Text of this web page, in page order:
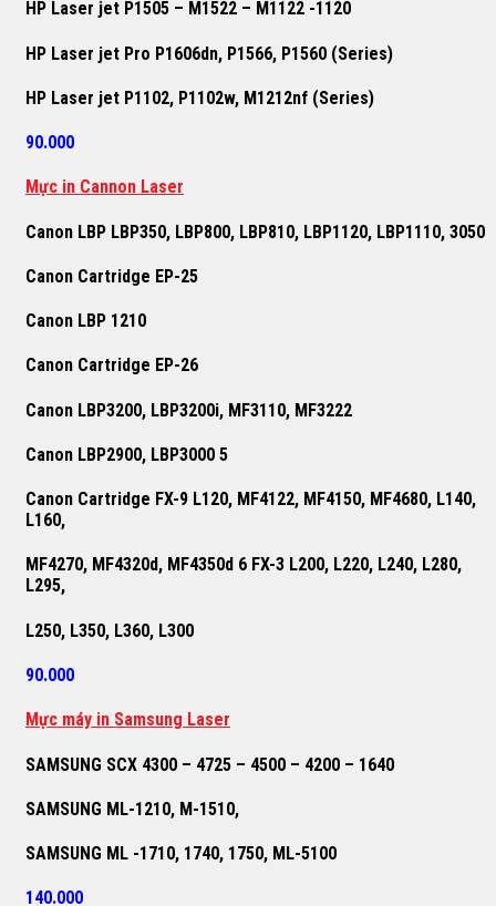
HP Laser jet P1505 – M1522 – M1122 -1120
HP Laser jet Pro P1606dn, P1566, P1560 (Series)
HP Laser jet P1102, P1102w, M1212nf (Series)
90.000
Mực in Cannon Laser
Canon LBP LBP350, LBP800, LBP810, LBP1120, LBP1110, 3050
Canon Cartridge EP-25
Canon LBP 1210
Canon Cartridge EP-26
Canon LBP3200, LBP3200i, MF3110, MF3222
Canon LBP2900, LBP3000 5
Canon Cartridge FX-9 L120, MF4122, MF4150, MF4680, L140,
L160,
MF4270, MF4320d, MF4350d 6 FX-3 L200, L220, L240, L280,
L295,
L250, L350, L360, L300
90.000
Mực máy in Samsung Laser
SAMSUNG SCX 4300 – 4725 – 4500 – 4200 – 1640
SAMSUNG ML-1210, M-1510,
SAMSUNG ML -1710, 1740, 1750, ML-5100
140.000